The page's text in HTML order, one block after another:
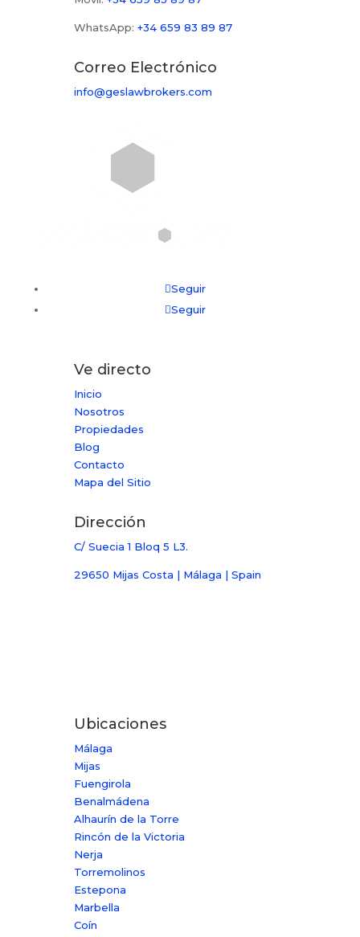
WhatsApp: +34 659 83 89 87
Correo Electrónico
info@geslawbrokers.com
Seguir
Seguir
Ve directo
Inicio
Nosotros
Propiedades
Blog
Contacto
Mapa del Sitio
Dirección
C/ Suecia 1 Bloq 5 L3.
29650 Mijas Costa | Málaga | Spain
Ubicaciones
Málaga
Mijas
Fuengirola
Benalmádena
Alhaurín de la Torre
Rincón de la Victoria
Nerja
Torremolinos
Estepona
Marbella
Coín